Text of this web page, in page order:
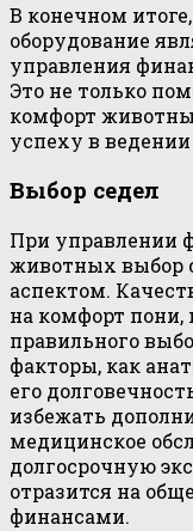
В конечном
оборудование
управления
Это не только
комфорт
успеху в
Выбор седел
При управлении
животных выбор
аспектом.
на комфорт пони,
правильного
факторы, как
его
избежать
медицинское
долгосрочную
отразится на
финансами.